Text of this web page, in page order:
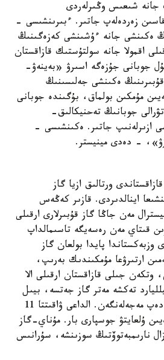
جانە شىعىس وڭىرلەردى
زەردەلەپ جاتىر. ءبىرىنشىسى -
ەكىنشى جانە ءۇشىنشى كەزەگىنىڭ
اقمولا جانە سولتۇستىك قازاقستان
جوبانى جۇزەگە اسىرۋ «بەينەۋ-
ەكىنشى جەلىسىنىڭ
مۇمكىن بولماق، بۇگىندە جوبانى
جوبانىڭ تەحنيكالىق-
ازىرلەنىپ جاتىر. ەكىنشىسى -
- دەدى مينيستر.
ورتالىق ازيا گاز
اينالدىردى. قازىر كەڭەس
مەن جاڭا گاز قۇبىرلارى ارقىلى
قىتاي مەن رەسەيگە تاسىمالداپ
وزبەكستاندا پايدا بولعان گاز
ارتىرۋعا مۇمكىندىك بەرىپ،
وتكەن جىلى قازاقستان ارقىلى الا
اعايىنعا 1,28 ميلليارد تەكشە مەتر گاز جەتسە، بيىل
3,8 ميلليارد تەكشە مەتر دەپ مەجەلەنگەن. الداعى ۋاقىتتا 11
ۇلعايتۋ جوسپارى بار. مۇناي-گاز
نارىمبەتوۆتىڭ سوزىنشە، سۇرانىس